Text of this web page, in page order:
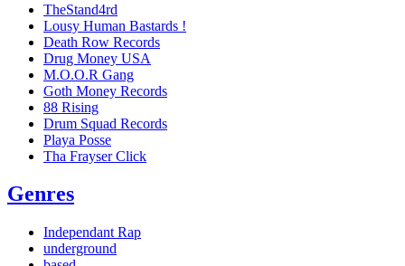
TheStand4rd
Lousy Human Bastards !
Death Row Records
Drug Money USA
M.O.O.R Gang
Goth Money Records
88 Rising
Drum Squad Records
Playa Posse
Tha Frayser Click
Genres
Independant Rap
underground